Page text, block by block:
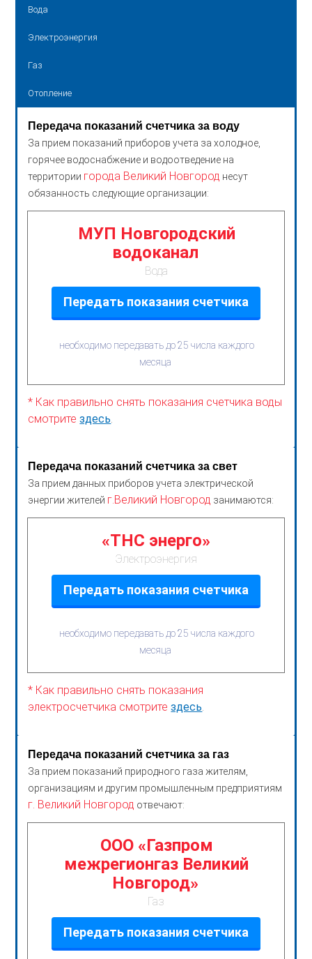
Вода
Электроэнергия
Газ
Отопление
Передача показаний счетчика за воду
За прием показаний приборов учета за холодное,
горячее водоснабжение и водоотведение на
территории города Великий Новгород несут
обязанность следующие организации:
МУП Новгородский
водоканал
Вода
Передать показания счетчика
необходимо передавать до 25 числа каждого
месяца
* Как правильно снять показания счетчика воды
смотритездесь
Передача показаний счетчика за свет
За прием данных приборов учета электрической
энергии жителей г.Великий Новгород занимаются:
«ТНС энерго»
Электроэнергия
Передать показания счетчика
необходимо передавать до 25 числа каждого
месяца
* Как правильно снять показания
электросчетчика смотритездесь
Передача показаний счетчика за газ
За прием показаний природного газа жителям,
организациям и другим промышленным предприятиям
г. Великий Новгород отвечают:
ООО «Газпром
межрегионгаз Великий
Новгород»
Газ
Передать показания счетчика